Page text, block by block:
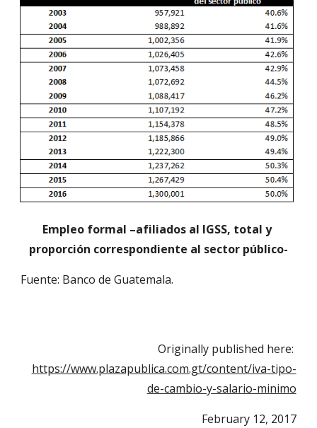
Empleo formal –afiliados al IGSS, total y
proporción correspondiente al sector público-
Fuente: Banco de Guatemala.
https://www.plazapublica.com.gt/content/iva-tipo-
de-cambio-y-salario-minimo
February 12, 2017